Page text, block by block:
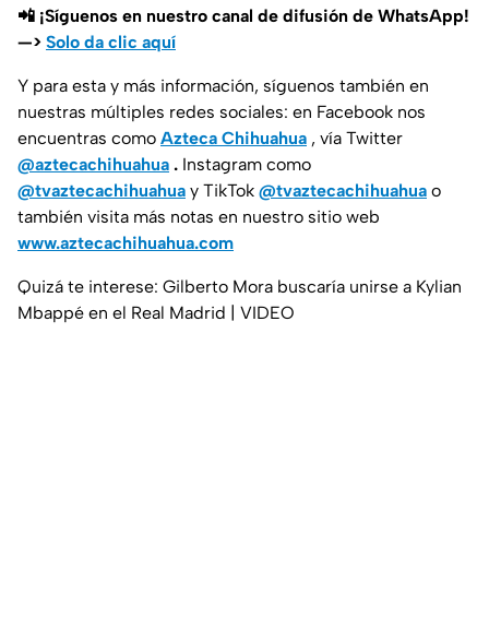
📲 ¡Síguenos en nuestro canal de difusión de WhatsApp!
—> Solo da clic aquí
Y para esta y más información, síguenos también en
nuestras múltiples redes sociales: en Facebook nos
encuentras como Azteca Chihuahua , vía Twitter
@aztecachihuahua . Instagram como
@tvaztecachihuahua y TikTok @tvaztecachihuahua o
también visita más notas en nuestro sitio web
www.aztecachihuahua.com
Quizá te interese: Gilberto Mora buscaría unirse a Kylian
Mbappé en el Real Madrid | VIDEO